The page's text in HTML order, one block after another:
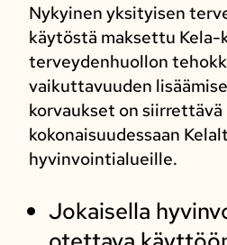
Nykyinen yksityisen
käytöstä maksettu Kela-
terveydenhuollon
vaikuttavuuden
korvaukset on siirrettävä
kokonaisuudessaan
hyvinvointialueille.
Jokaisella